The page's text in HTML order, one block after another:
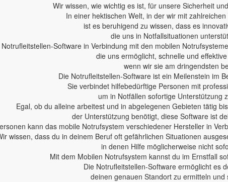
Wir wissen, wie wichtig es ist, für unsere Sicherheit
In einer hektischen Welt, in der wir mit
ist es beruhigend zu wissen, dass es
die uns in Notfallsituationen
Software in Verbindung mit den mobilen
die uns ermöglicht, schnelle und
wenn wir sie am dringendsten
Die Notrufleitstellen-Software ist ein Meilenstein im
Sie verbindet hilfebedürftige Personen mit
um in Notfällen sofortige Unterstützung
Egal, ob du alleine arbeitest und in abgelegenen Gebieten tätig
der Unterstützung benötigt, diese Software ist
kann das mobile Notrufsystem verschiedener Hersteller in
wissen, dass du in deinem Beruf oft gefährlichen Situationen
in denen Hilfe möglicherweise nicht
Mit dem Mobilen Notrufsystem kannst du im Ernstfall
Die Notrufleitstellen-Software ermöglicht es
deinen genauen Standort zu ermitteln und